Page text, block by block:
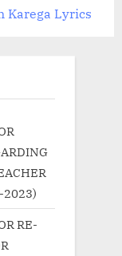
Karega Lyrics
2023)
RE-